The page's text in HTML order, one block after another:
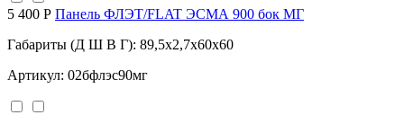
5 400 Р Панель ФЛЭТ/FLAT ЭСМА 900 бок МГ
Габариты (Д Ш В Г): 89,5x2,7x60x60
Артикул: 02бфлэс90мг